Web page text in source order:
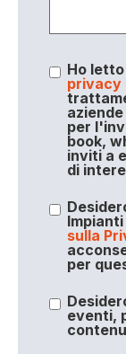
Ho
privacy
per
book,
inviti a
di
sulla
per
eventi,